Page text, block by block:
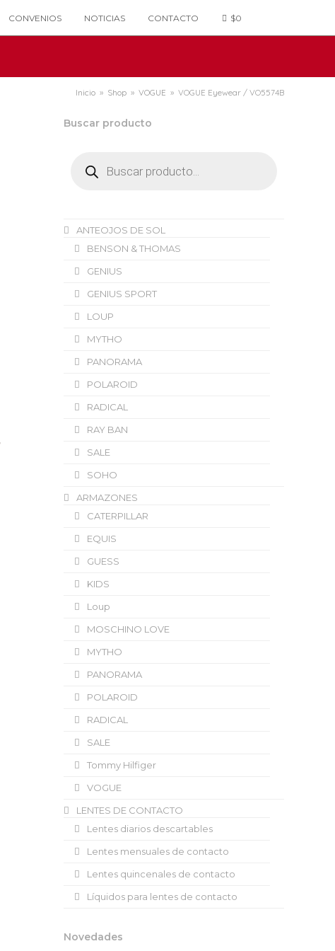
CONVENIOS NOTICIAS CONTACTO $0
Inicio » Shop » VOGUE » VOGUE Eyewear / VO5574B
Buscar producto
productos
ANTEOJOS DE SOL
BENSON & THOMAS
GENIUS
GENIUS SPORT
LOUP
MYTHO
PANORAMA
POLAROID
RADICAL
RAY BAN
SALE
SOHO
ARMAZONES
CATERPILLAR
EQUIS
GUESS
KIDS
Loup
MOSCHINO LOVE
MYTHO
PANORAMA
POLAROID
RADICAL
SALE
Tommy Hilfiger
VOGUE
LENTES DE CONTACTO
Lentes diarios descartables
Lentes mensuales de contacto
Lentes quincenales de contacto
Líquidos para lentes de contacto
Novedades